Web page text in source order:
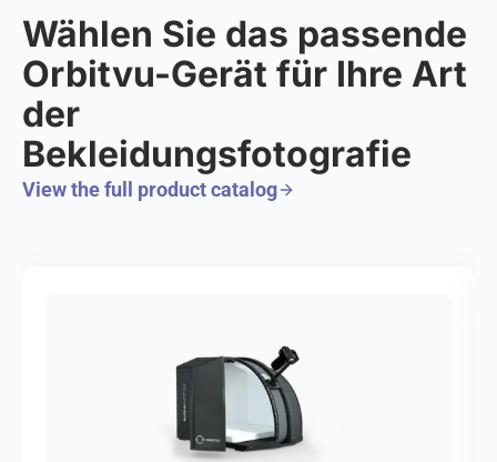
Wählen Sie das passende
Orbitvu-Gerät für Ihre Art
der
Bekleidungsfotografie
View the full product catalog